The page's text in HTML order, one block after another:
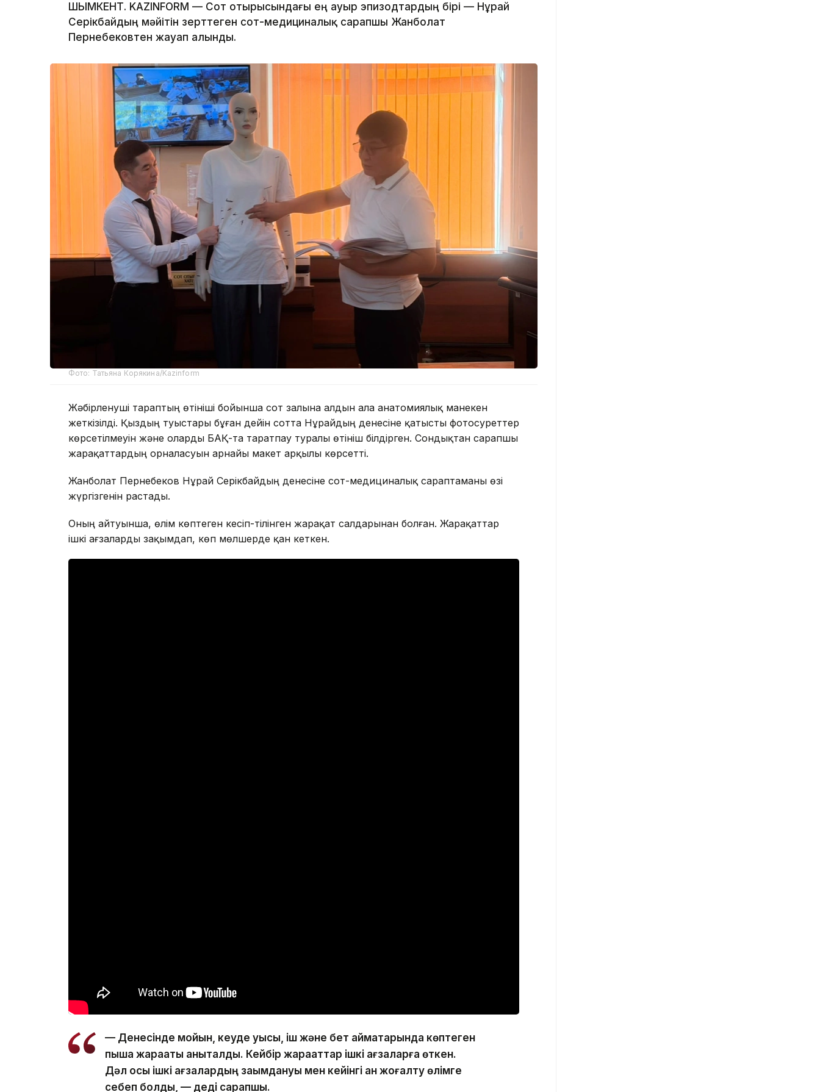
ШЫМКЕНТ. KAZINFORM — Сот отырысындағы ең ауыр эпизодтардың бірі — Нұрай
Серікбайдың мәйітін зерттеген сот-медициналық сарапшы Жанболат
Пернебековтен жауап алынды.
Фото: Татьяна Корякина/Kazinform
Жәбірленуші тараптың өтініші бойынша сот залына алдын ала анатомиялық манекен
жеткізілді. Қыздың туыстары бұған дейін сотта Нұрайдың денесіне қатысты фотосуреттер
көрсетілмеуін және оларды БАҚ-та таратпау туралы өтініш білдірген. Сондықтан сарапшы
жарақаттардың орналасуын арнайы макет арқылы көрсетті.
Жанболат Пернебеков Нұрай Серікбайдың денесіне сот-медициналық сараптаманы өзі
жүргізгенін растады.
Оның айтуынша, өлім көптеген кесіп-тілінген жарақат салдарынан болған. Жарақаттар
ішкі ағзаларды зақымдап, көп мөлшерде қан кеткен.
— Денесінде мойын, кеуде қуысы, іш және бет аймақтарында көптеген
пышақ жарақаты анықталды. Кейбір жарақаттар ішкі ағзаларға өткен.
Дәл осы ішкі ағзалардың зақымдануы мен кейінгі қан жоғалту өлімге
себеп болды, — деді сарапшы.